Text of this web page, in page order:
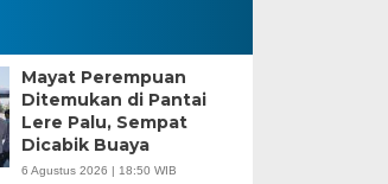
Mayat Perempuan
Ditemukan di Pantai
Lere Palu, Sempat
Dicabik Buaya
6 Agustus 2026 | 18:50 WIB